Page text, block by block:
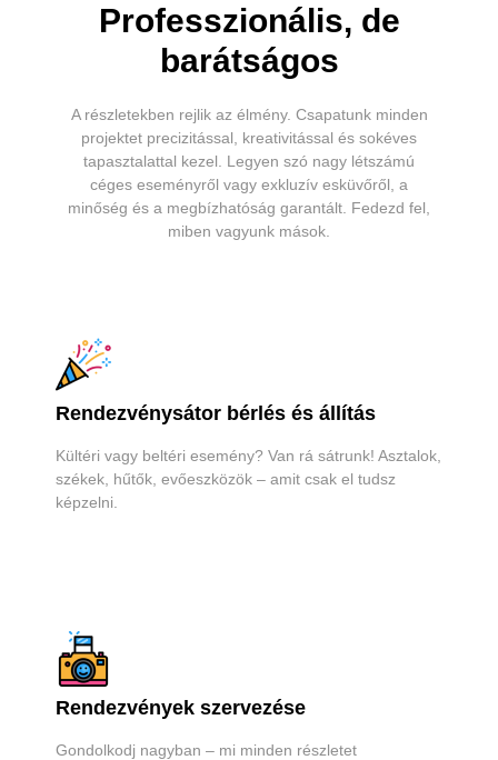
Professzionális, de
barátságos
A részletekben rejlik az élmény. Csapatunk minden
projektet precizitással, kreativitással és sokéves
tapasztalattal kezel. Legyen szó nagy létszámú
céges eseményről vagy exkluzív esküvőről, a
minőség és a megbízhatóság garantált. Fedezd fel,
miben vagyunk mások.
Rendezvénysátor bérlés és állítás
Kültéri vagy beltéri esemény? Van rá sátrunk! Asztalok,
székek, hűtők, evőeszközök – amit csak el tudsz
képzelni.
Rendezvények szervezése
Gondolkodj nagyban – mi minden részletet